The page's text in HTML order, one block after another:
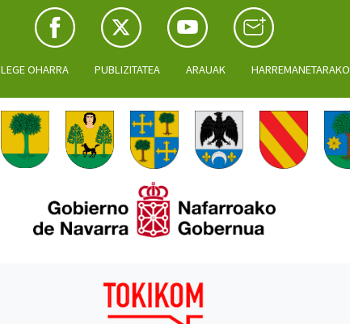
LEGE OHARRA PUBLIZITATEA ARAUAK HARREMANETARAKO